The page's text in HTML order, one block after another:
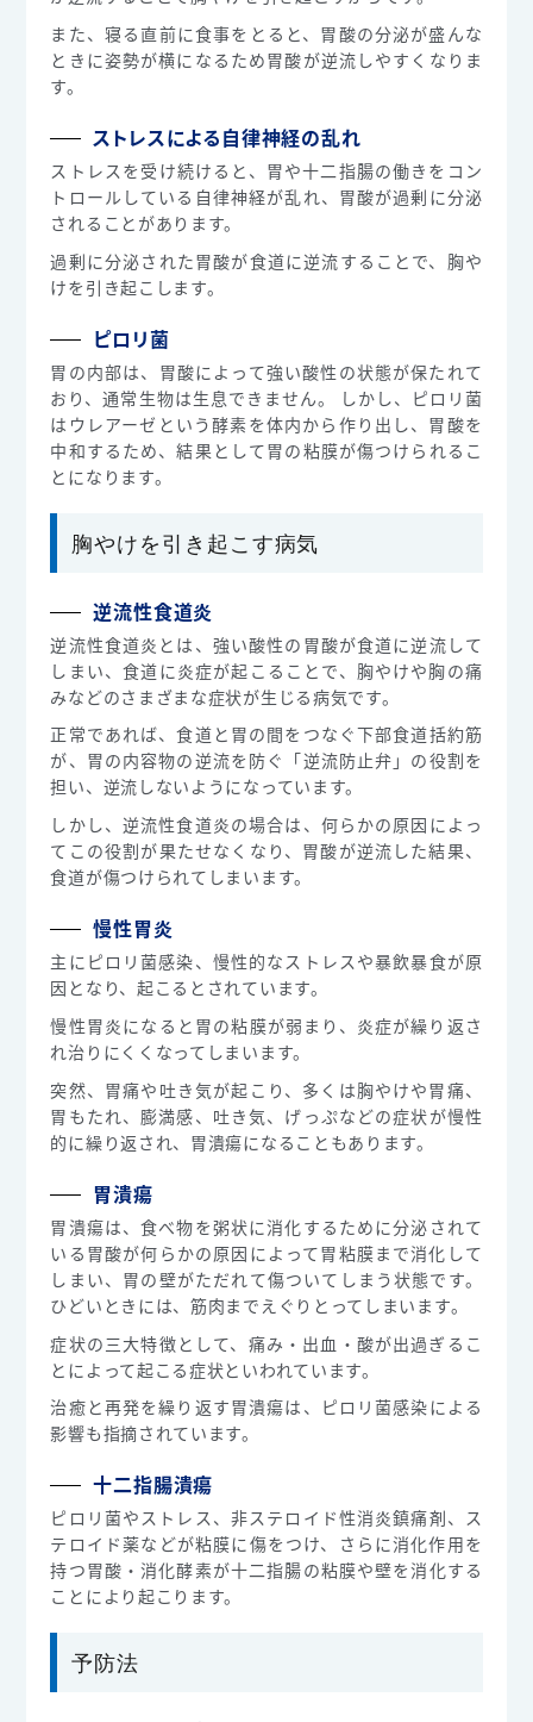
また、寝る直前に食事をとると、胃酸の分泌が盛んな
ときに姿勢が横になるため胃酸が逆流しやすくなりま
す。
ストレスによる自律神経の乱れ
ストレスを受け続けると、胃や十二指腸の働きをコン
トロールしている自律神経が乱れ、胃酸が過剰に分泌
されることがあります。
過剰に分泌された胃酸が食道に逆流することで、胸や
けを引き起こします。
ピロリ菌
胃の内部は、胃酸によって強い酸性の状態が保たれて
おり、通常生物は生息できません。 しかし、ピロリ菌
はウレアーゼという酵素を体内から作り出し、胃酸を
中和するため、結果として胃の粘膜が傷つけられるこ
とになります。
胸やけを引き起こす病気
逆流性食道炎
逆流性食道炎とは、強い酸性の胃酸が食道に逆流して
しまい、食道に炎症が起こることで、胸やけや胸の痛
みなどのさまざまな症状が生じる病気です。
正常であれば、食道と胃の間をつなぐ下部食道括約筋
が、胃の内容物の逆流を防ぐ「逆流防止弁」の役割を
担い、逆流しないようになっています。
しかし、逆流性食道炎の場合は、何らかの原因によっ
てこの役割が果たせなくなり、胃酸が逆流した結果、
食道が傷つけられてしまいます。
慢性胃炎
主にピロリ菌感染、慢性的なストレスや暴飲暴食が原
因となり、起こるとされています。
慢性胃炎になると胃の粘膜が弱まり、炎症が繰り返さ
れ治りにくくなってしまいます。
突然、胃痛や吐き気が起こり、多くは胸やけや胃痛、
胃もたれ、膨満感、吐き気、げっぷなどの症状が慢性
的に繰り返され、胃潰瘍になることもあります。
胃潰瘍
胃潰瘍は、食べ物を粥状に消化するために分泌されて
いる胃酸が何らかの原因によって胃粘膜まで消化して
しまい、胃の壁がただれて傷ついてしまう状態です。
ひどいときには、筋肉までえぐりとってしまいます。
症状の三大特徴として、痛み・出血・酸が出過ぎるこ
とによって起こる症状といわれています。
治癒と再発を繰り返す胃潰瘍は、ピロリ菌感染による
影響も指摘されています。
十二指腸潰瘍
ピロリ菌やストレス、非ステロイド性消炎鎮痛剤、ス
テロイド薬などが粘膜に傷をつけ、さらに消化作用を
持つ胃酸・消化酵素が十二指腸の粘膜や壁を消化する
ことにより起こります。
予防法